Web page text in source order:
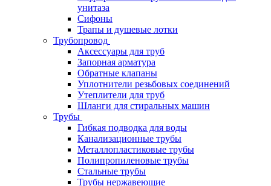
унитаза
Сифоны
Трапы и душевые лотки
Трубопровод
Аксессуары для труб
Запорная арматура
Обратные клапаны
Уплотнители резьбовых соединений
Утеплители для труб
Шланги для стиральных машин
Трубы
Гибкая подводка для воды
Канализационные трубы
Металлопластиковые трубы
Полипропиленовые трубы
Стальные трубы
Трубы нержавеющие